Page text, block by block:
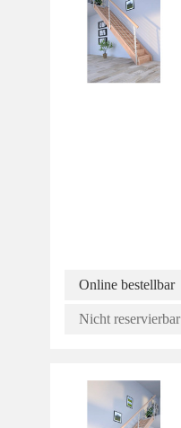
Online bestellbar
Nicht reservierbar